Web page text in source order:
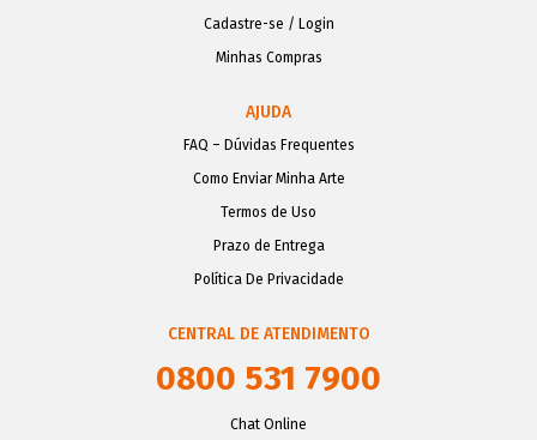
Cadastre-se / Login
Minhas Compras
AJUDA
FAQ – Dúvidas Frequentes
Como Enviar Minha Arte
Termos de Uso
Prazo de Entrega
Política De Privacidade
CENTRAL DE ATENDIMENTO
0800 531 7900
Chat Online